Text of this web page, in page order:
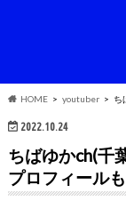
HOME youtuber ち
2022.10.24
ちばゆかch(千
プロフィールも